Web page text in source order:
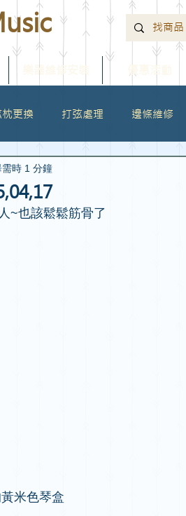
樂器維修安裝
枕更換 打弦處理 邊條維修
琴頸維修
需時 1 分鐘
~也該鬆鬆筋骨了
米色琴盒